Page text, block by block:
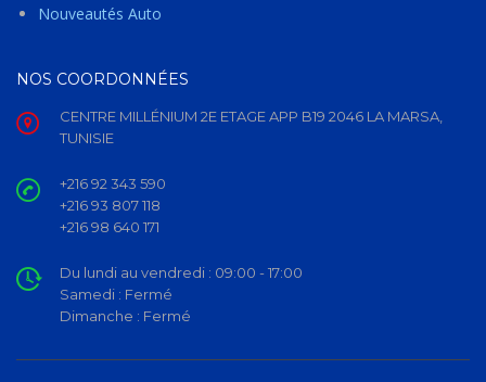
Nouveautés Auto
NOS COORDONNÉES
CENTRE MILLÉNIUM 2E ETAGE APP B19 2046 LA MARSA,
TUNISIE
+216 92 343 590
+216 93 807 118
+216 98 640 171
Du lundi au vendredi : 09:00 - 17:00
Samedi : Fermé
Dimanche : Fermé